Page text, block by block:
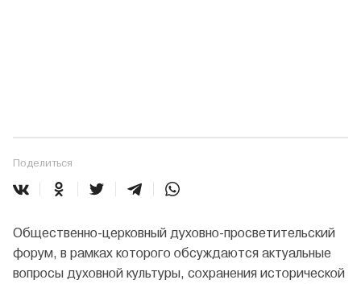
Поделиться
Общественно-церковный духовно-просветительский
форум, в рамках которого обсуждаются актуальные
вопросы духовной культуры, сохранения исторической